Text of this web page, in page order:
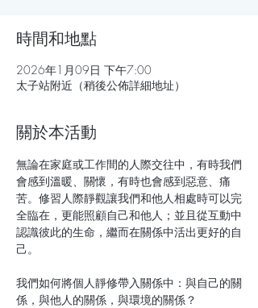
時間和地點
2026年1月09日 下午7:00
太子站附近（稍後公佈詳細地址）
關於本活動
無論在家庭或工作間的人際交往中，有時我們
會感到溫暖、關懷，有時也會感到惡意、痛
苦。修習人際靜觀讓我們和他人相處時可以完
全臨在，更能照顧自己和他人；並且從互動中
認識彼此的生命，繼而在關係中活出更好的自
己。
我們如何將個人靜修帶入關係中：與自己的關
係，與他人的關係，與環境的關係？